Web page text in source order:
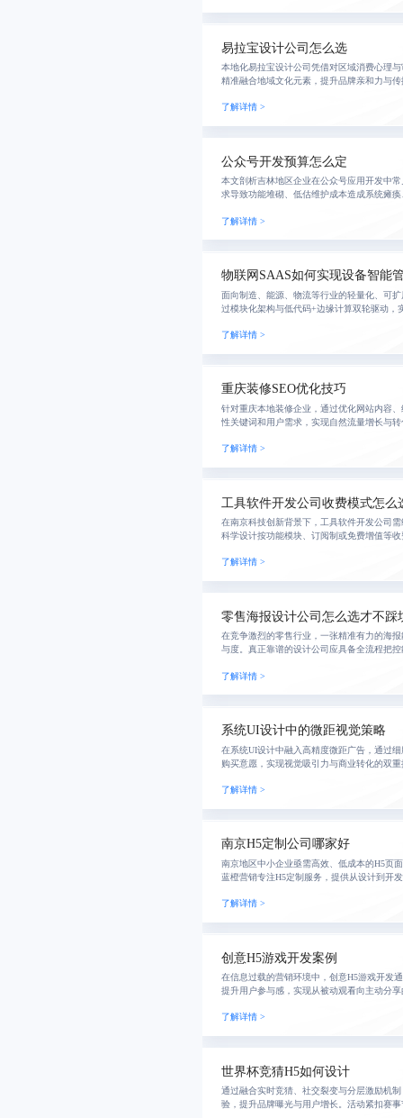
易拉宝设计公司怎么选
本地化易拉宝设计公司凭借对区域消费心理
精准融合地域文化元素，提升品牌亲和力与
业高效传
了解详情 >
公众号开发预算怎么定
本文剖析吉林地区企业在公众号应用开发中
求导致功能堆砌、低估维护成本造成系统瘫
并给出合
了解详情 >
物联网SAAS如何实现设备智能
面向制造、能源、物流等行业的轻量化、可扩
过模块化架构与低代码+边缘计算双轮驱动，
决策
了解详情 >
重庆装修SEO优化技巧
针对重庆本地装修企业，通过优化网站内容
性关键词和用户需求，实现自然流量增长与
了解详情 >
工具软件开发公司收费模式怎么
在南京科技创新背景下，工具软件开发公司
科学设计按功能模块、订阅制或免费增值等
长。
了解详情 >
零售海报设计公司怎么选才不踩
在竞争激烈的零售行业，一张精准有力的海
与度。真正靠谱的设计公司应具备全流程把
细报价与
了解详情 >
系统UI设计中的微距视觉策略
在系统UI设计中融入高精度微距广告，通过
购买意愿，实现视觉吸引力与商业转化的双
售及智
了解详情 >
南京H5定制公司哪家好
南京地区中小企业亟需高效、低成本的H5页
蓝橙营销专注H5定制服务，提供从设计到开
效协
了解详情 >
创意H5游戏开发案例
在信息过载的营销环境中，创意H5游戏开发
提升用户参与感，实现从被动观看向主动分
动达成
了解详情 >
世界杯竞猜H5如何设计
通过融合实时竞猜、社交裂变与分层激励机
验，提升品牌曝光与用户增长。活动紧扣赛